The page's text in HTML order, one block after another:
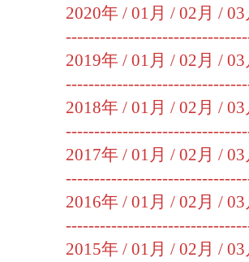
2020年 / 01月 / 02月 / 03
2019年 / 01月 / 02月 / 03
2018年 / 01月 / 02月 / 03
2017年 / 01月 / 02月 / 03
2016年 / 01月 / 02月 / 03
2015年 / 01月 / 02月 / 03